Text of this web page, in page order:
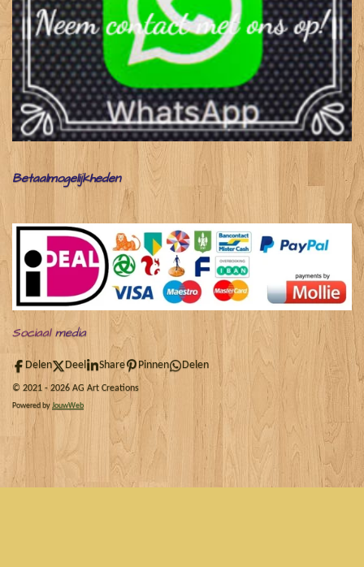
Betaalmogelijkheden
Sociaalmedia
Delen Deel Share Pinnen Delen
© 2021 - 2026 AG Art Creations
Powered byJouwWeb